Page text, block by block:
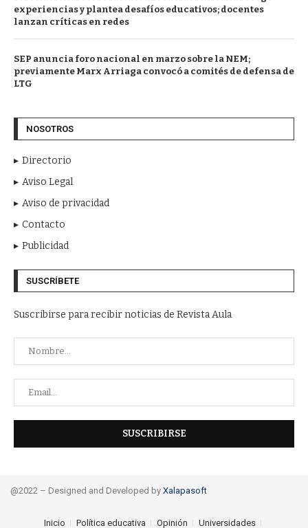
experiencias y plantea desafíos educativos; docentes
lanzan críticas en redes
SEP anuncia foro nacional en marzo sobre la NEM;
previamente Marx Arriaga convocó a comités de defensa de
LTG
NOSOTROS
Directorio
Aviso Legal
Aviso de privacidad
Contacto
Publicidad
SUSCRÍBETE
Suscribirse para recibir noticias de Revista Aula
@2022 – Designed and Developed by Xalapasoft
Inicio Política educativa Opinión Universidades